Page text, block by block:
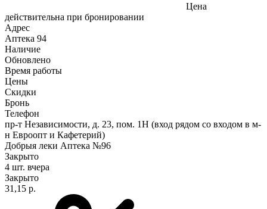
Цена
действительна при бронировании
Адрес
Аптека 94
Наличие
Обновлено
Время работы
Цены
Скидки
Бронь
Телефон
пр-т Независимости, д. 23, пом. 1Н (вход рядом со входом в м-
н Евроопт и Кафетерий)
Добрыя леки Аптека №96
Закрыто
4 шт. вчера
Закрыто
31,15 р.